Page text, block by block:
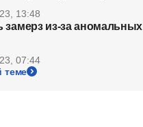
13:48
замерз из-за аномальных
07:44
теме